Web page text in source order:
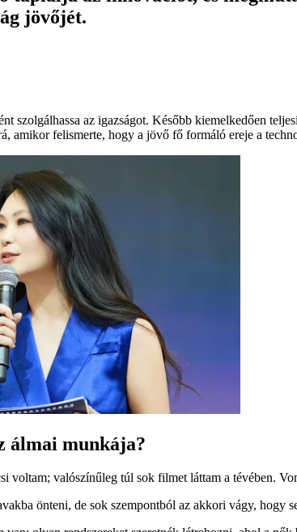
jövőjét.
szolgálhassa az igazságot. Később kiemelkedően
amikor felismerte, hogy a jövő fő formáló ereje a
álmai munkája?
voltam; valószínűleg túl sok filmet láttam a tévében.
önteni, de sok szempontból az akkori vágy, hogy